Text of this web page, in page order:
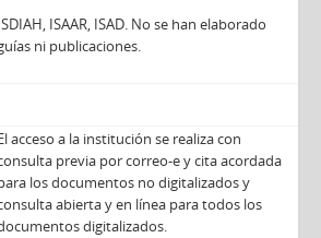
ISAAR, ISAD. No se han elaborado
ni publicaciones.
acceso a la institución se realiza con
previa por correo-e y cita acordada
los documentos no digitalizados y
abierta y en línea para todos los
digitalizados.